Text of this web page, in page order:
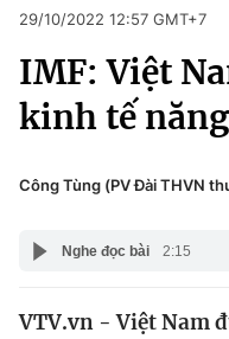
Chuyên mục
Chính trị
Pháp luật
Pháp luật
Kinh tế
Thể thao
Truyền hình
Y tế
Công nghệ
29/10/2022 12:57 GMT+7
IMF: Việt
kinh tế
Công Tùng (PV Đài THVN
Nghe đọc bài 2:15
VTV.vn - Việt Nam